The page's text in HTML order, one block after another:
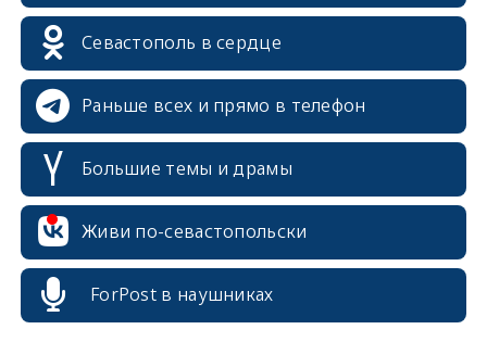
Севастополь в сердце
Раньше всех и прямо в телефон
Большие темы и драмы
Живи по-севастопольски
ForPost в наушниках
erid: 2SDnjcrDNw6